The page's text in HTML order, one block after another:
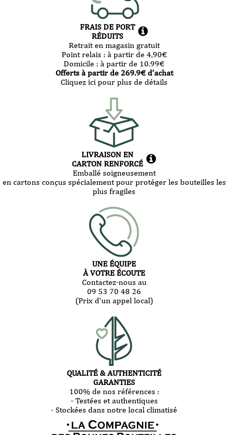
FRAIS DE PORT
RÉDUITS
Retrait en magasin gratuit
Point relais : à partir de 4,90€
Domicile : à partir de 10.99€
Offerts à partir de 269.9€ d’achat
Cliquez ici pour plus de détails
LIVRAISON EN
CARTON RENFORCÉ
Emballé soigneusement
en cartons conçus spécialement pour protéger les bouteilles les
plus fragiles
UNE ÉQUIPE
À VOTRE ÉCOUTE
Contactez-nous au
09 53 70 48 26
(Prix d'un appel local)
QUALITÉ & AUTHENTICITÉ
GARANTIES
100% de nos références :
- Testées et authentiques
- Stockées dans notre local climatisé